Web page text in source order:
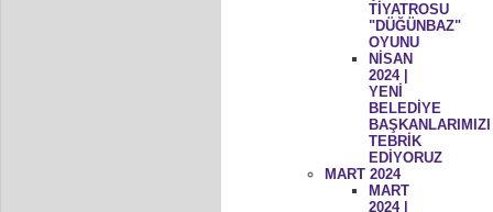
TİYATROSU
"DÜĞÜNBAZ"
OYUNU
NİSAN
2024 |
YENİ
BELEDİYE
BAŞKANLARIMIZI
TEBRİK
EDİYORUZ
MART 2024
MART
2024 |